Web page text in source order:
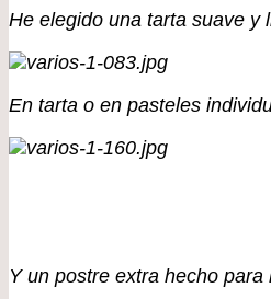
He elegido una tarta suave y
En tarta o en pasteles
Y un postre extra hecho